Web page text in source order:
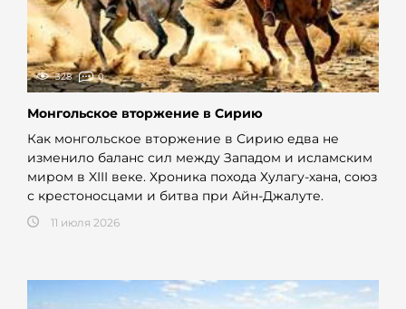
328 0
Монгольское вторжение в Сирию
Как монгольское вторжение в Сирию едва не
изменило баланс сил между Западом и исламским
миром в XIII веке. Хроника похода Хулагу-хана, союз
с крестоносцами и битва при Айн-Джалуте.
11 июля 2026